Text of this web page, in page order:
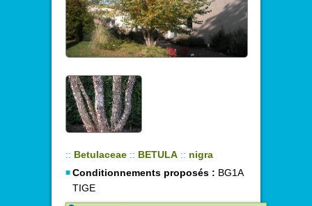
:: Betulaceae :: BETULA :: nigra
Conditionnements proposés : BG1A
TIGE